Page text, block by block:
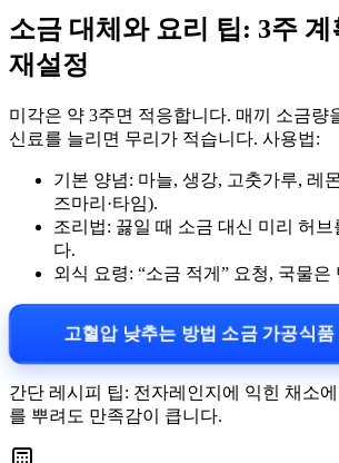
소금 대체와 요리 팁: 3주
재설정
미각은 약 3주면 적응합니다. 매끼 소금량
신료를 늘리면 무리가 적습니다. 사용법:
기본 양념: 마늘, 생강, 고춧가루, 레
즈마리·타임).
조리법: 끓일 때 소금 대신 미리 허
다.
외식 요령: “소금 적게” 요청, 국물은
고혈압 낮추는 방법 소금 가공식
간단 레시피 팁: 전자레인지에 익힌 채소에
를 뿌려도 만족감이 큽니다.